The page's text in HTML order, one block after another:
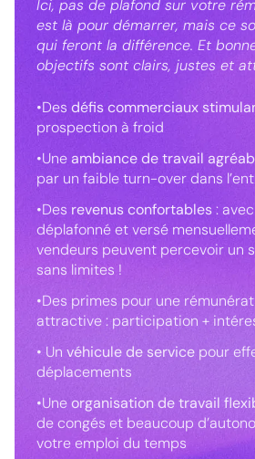
Ici, pas de plafond sur votre
est là pour démarrer, mais ce
qui feront la différence. Et
objectifs sont clairs, justes et
•Des défis commerciaux
prospection à froid
•Uneambiance de travail
par un faible turn-over dans
•Des revenus confortables:
déplafonné et versé
vendeurs peuvent percevoir un
sans limites !
•Des primes pour une
attractive : participation +
• Un véhicule de service pour
déplacements
•Une organisation de travail
de congés et beaucoup
votre emploi du temps